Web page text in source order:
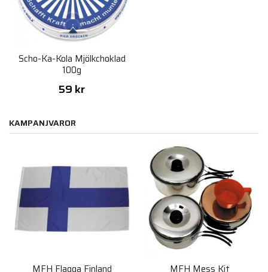
Scho-Ka-Kola Mjölkchoklad
100g
59 kr
KAMPANJVAROR
MFH Flagga Finland MFH Mess Kit